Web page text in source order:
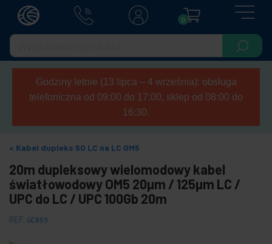
0
Godziny letnie (13 lipca – 4 września): obsługa
telefoniczna od 09:00 do 17:00, sklep od 08:00 do
16:30.
Kabel dupleks 50 LC na LC OM5
20m dupleksowy wielomodowy kabel
światłowodowy OM5 20µm / 125µm LC /
UPC do LC / UPC 100Gb 20m
REF: GC069